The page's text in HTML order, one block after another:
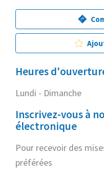
Heures
Lundi - Dimanche
Inscrivez-vous à
électronique
Pour recevoir des
préférées